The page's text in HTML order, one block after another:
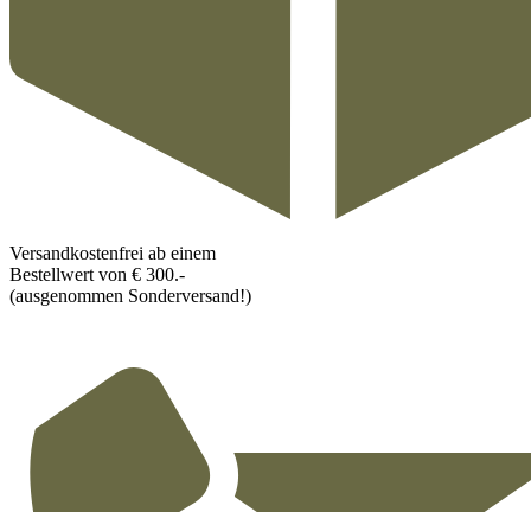
Versandkostenfrei ab einem
Bestellwert von € 300.-
(ausgenommen Sonderversand!)